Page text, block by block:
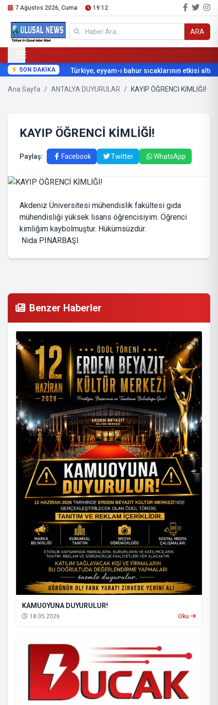
7 Ağustos 2026, Cuma 19:12
ARA
SON DAKİKA Türkiye, eyyam-ı bahur sıcaklarının etkisi altına
Ana Sayfa / ANTALYA DUYURULAR / KAYIP ÖĞRENCİ KİMLİĞİ!
KAYIP ÖĞRENCİ KİMLİĞİ!
Paylaş: Facebook Twitter WhatsApp
Akdeniz Üniversitesi mühendislik fakültesi gıda
mühendisliği yüksek lisans öğrencisiyim. Öğrenci
kimliğim kaybolmuştur. Hükümsüzdür.
Nida PINARBAŞI
Benzer Haberler
KAMUOYUNA DUYURULUR!
18.05.2026 Oku